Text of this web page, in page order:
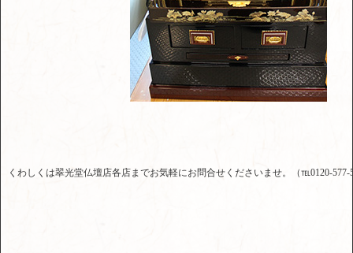
くわしくは翠光堂仏壇店各店までお気軽にお問合せくださいませ。（℡0120-577-